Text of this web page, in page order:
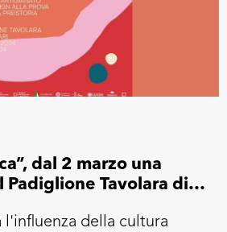
dal 2 marzo una
Padiglione Tavolara di
l'influenza della cultura